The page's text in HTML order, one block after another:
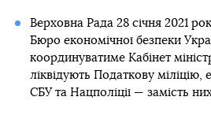
Верховна Рада 28 січня 2021
Бюро економічної безпеки
координуватиме Кабінет
ліквідують Податкову міліцію,
СБУ та Нацполіції — замість